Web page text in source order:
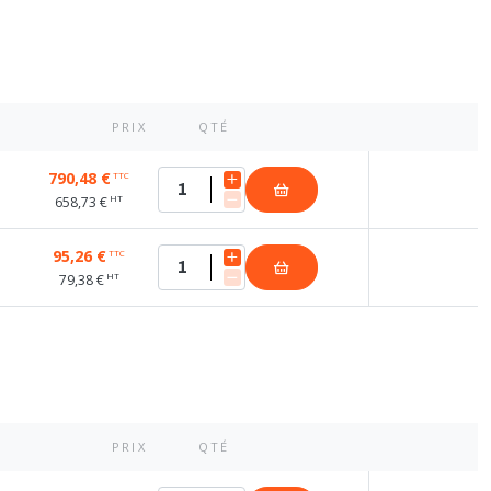
PRIX QTÉ
790,48 €TTC
658,73 € HT
95,26 €TTC
79,38 € HT
PRIX QTÉ